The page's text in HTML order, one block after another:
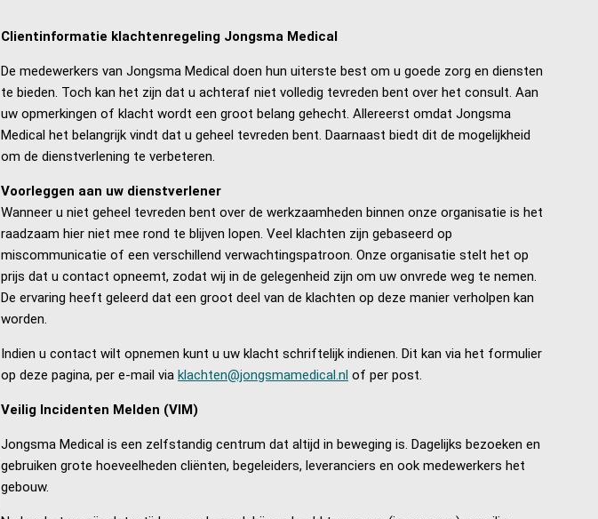
Clientinformatie klachtenregeling Jongsma Medical
De medewerkers van Jongsma Medical doen hun uiterste best om u goede zorg en diensten
te bieden. Toch kan het zijn dat u achteraf niet volledig tevreden bent over het consult. Aan
uw opmerkingen of klacht wordt een groot belang gehecht. Allereerst omdat Jongsma
Medical het belangrijk vindt dat u geheel tevreden bent. Daarnaast biedt dit de mogelijkheid
om de dienstverlening te verbeteren.
Voorleggen aan uw dienstverlener
Wanneer u niet geheel tevreden bent over de werkzaamheden binnen onze organisatie is het
raadzaam hier niet mee rond te blijven lopen. Veel klachten zijn gebaseerd op
miscommunicatie of een verschillend verwachtingspatroon. Onze organisatie stelt het op
prijs dat u contact opneemt, zodat wij in de gelegenheid zijn om uw onvrede weg te nemen.
De ervaring heeft geleerd dat een groot deel van de klachten op deze manier verholpen kan
worden.
Indien u contact wilt opnemen kunt u uw klacht schriftelijk indienen. Dit kan via het formulier
op deze pagina, per e-mail via klachten@jongsmamedical.nl of per post.
Veilig Incidenten Melden (VIM)
Jongsma Medical is een zelfstandig centrum dat altijd in beweging is. Dagelijks bezoeken en
gebruiken grote hoeveelheden cliënten, begeleiders, leveranciers en ook medewerkers het
gebouw.